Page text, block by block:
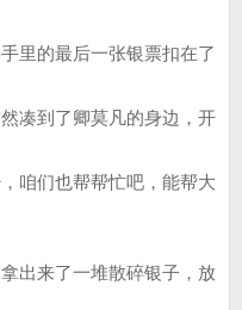
的最后一张银票扣在了
到了卿莫凡的身边，开
们也帮帮忙吧，能帮大
来了一堆散碎银子，放